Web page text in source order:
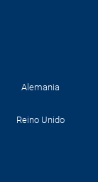
Alemania
Reino Unido